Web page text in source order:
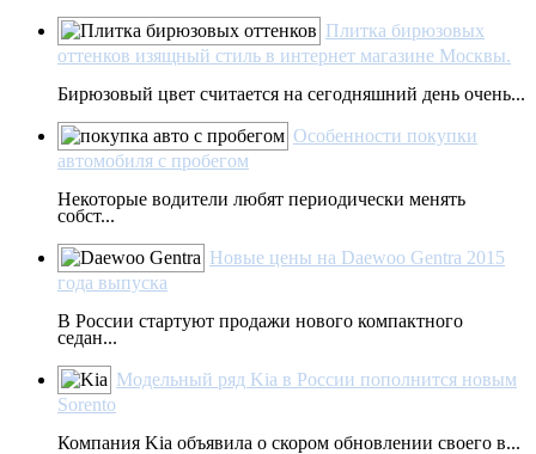
Плитка бирюзовых
оттенков изящный стиль в интернет магазине Москвы.
Бирюзовый цвет считается на сегодняшний день очень...
Особенности покупки
автомобиля с пробегом
Некоторые водители любят периодически менять
собст...
Новые цены на Daewoo Gentra 2015
года выпуска
В России стартуют продажи нового компактного
седан...
Модельный ряд Kia в России пополнится новым
Sorento
Компания Kia объявила о скором обновлении своего в...